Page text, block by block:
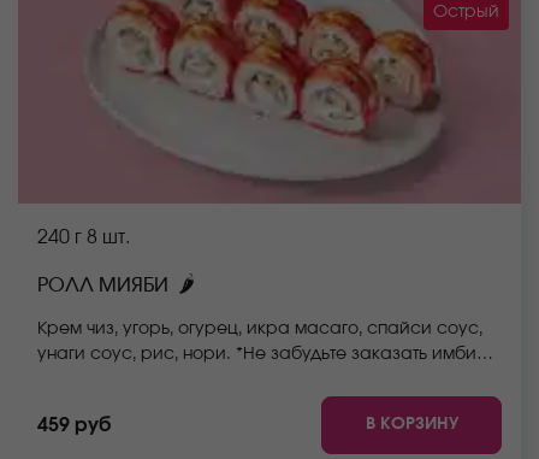
Острый
240 г 8 шт.
РОЛЛ МИЯБИ 🌶
Крем чиз, угорь, огурец, икра масаго, спайси соус,
унаги соус, рис, нори. *Не забудьте заказать имбирь,
заказа. *Внешний вид блюда может отличаться от
фото на сайте.
459 руб В КОРЗИНУ